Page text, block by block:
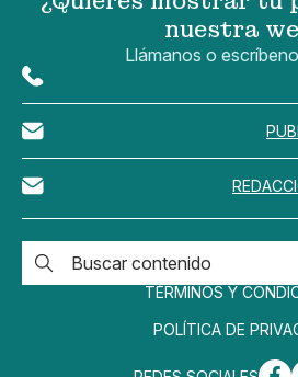
nuestra
Llámanos o
TÉRMINOS Y
POLÍTICA DE